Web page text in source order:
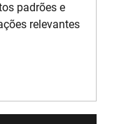
padrões e
relevantes